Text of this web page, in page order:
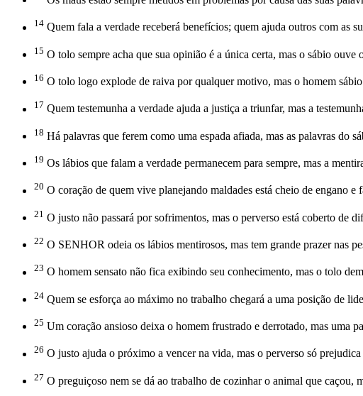
14 Quem fala a verdade receberá benefícios; quem ajuda outros com as
15 O tolo sempre acha que sua opinião é a única certa, mas o sábio ouve
16 O tolo logo explode de raiva por qualquer motivo, mas o homem
17 Quem testemunha a verdade ajuda a justiça a triunfar, mas a
18 Há palavras que ferem como uma espada afiada, mas as palavras do
19 Os lábios que falam a verdade permanecem para sempre, mas a
20 O coração de quem vive planejando maldades está cheio de engano
21 O justo não passará por sofrimentos, mas o perverso está coberto de
22 O SENHOR odeia os lábios mentirosos, mas tem grande prazer nas
23 O homem sensato não fica exibindo seu conhecimento, mas o tolo
24 Quem se esforça ao máximo no trabalho chegará a uma posição de
25 Um coração ansioso deixa o homem frustrado e derrotado, mas uma
26 O justo ajuda o próximo a vencer na vida, mas o perverso só prejudica
27 O preguiçoso nem se dá ao trabalho de cozinhar o animal que caçou,